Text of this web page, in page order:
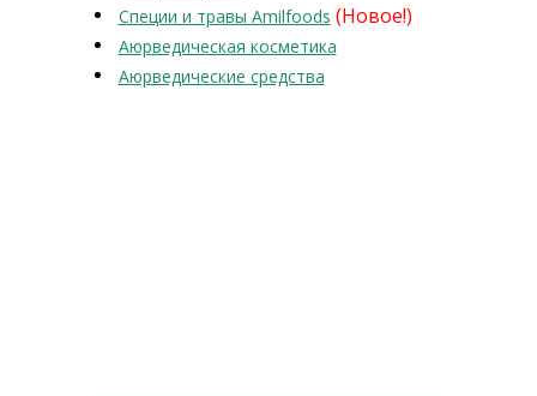
Специи и травы Amilfoods (Новое!)
Аюрведическая косметика
Аюрведические средства